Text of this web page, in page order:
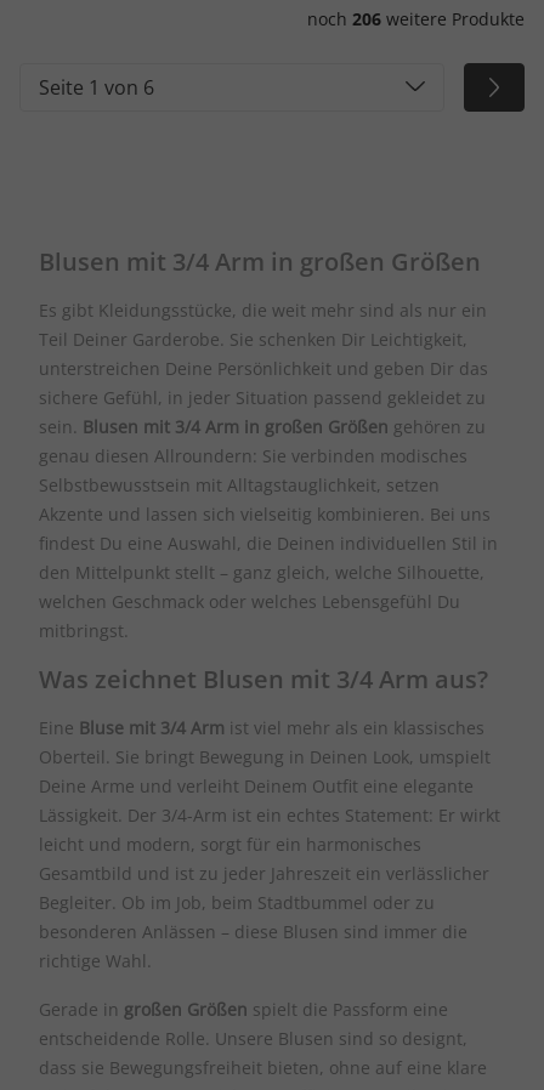
noch 206 weitere Produkte
Seite 1 von 6
Blusen mit 3/4 Arm in großen Größen
Es gibt Kleidungsstücke, die weit mehr sind als nur ein
Teil Deiner Garderobe. Sie schenken Dir Leichtigkeit,
unterstreichen Deine Persönlichkeit und geben Dir das
sichere Gefühl, in jeder Situation passend gekleidet zu
sein. Blusen mit 3/4 Arm in großen Größen gehören zu
genau diesen Allroundern: Sie verbinden modisches
Selbstbewusstsein mit Alltagstauglichkeit, setzen
Akzente und lassen sich vielseitig kombinieren. Bei uns
findest Du eine Auswahl, die Deinen individuellen Stil in
den Mittelpunkt stellt – ganz gleich, welche Silhouette,
welchen Geschmack oder welches Lebensgefühl Du
mitbringst.
Was zeichnet Blusen mit 3/4 Arm aus?
Eine Bluse mit 3/4 Arm ist viel mehr als ein klassisches
Oberteil. Sie bringt Bewegung in Deinen Look, umspielt
Deine Arme und verleiht Deinem Outfit eine elegante
Lässigkeit. Der 3/4-Arm ist ein echtes Statement: Er wirkt
leicht und modern, sorgt für ein harmonisches
Gesamtbild und ist zu jeder Jahreszeit ein verlässlicher
Begleiter. Ob im Job, beim Stadtbummel oder zu
besonderen Anlässen – diese Blusen sind immer die
richtige Wahl.
Gerade in großen Größen spielt die Passform eine
entscheidende Rolle. Unsere Blusen sind so designt,
dass sie Bewegungsfreiheit bieten, ohne auf eine klare